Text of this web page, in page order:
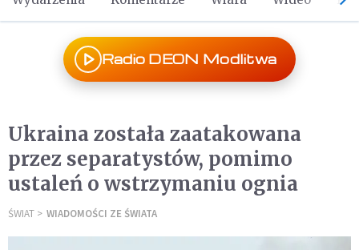
Radio DEON Modlitwa
Ukraina została zaatakowana
przez separatystów, pomimo
ustaleń o wstrzymaniu ognia
ŚWIAT WIADOMOŚCI ZE ŚWIATA